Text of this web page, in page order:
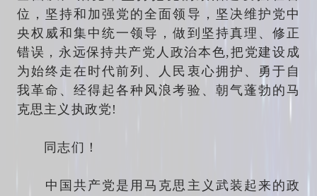
位，坚持和加强党的全面领导，坚决维护党中
央权威和集中统一领导，做到坚持真理、修正
错误，永远保持共产党人政治本色,把党建设成
为始终走在时代前列、人民衷心拥护、勇于自
我革命、经得起各种风浪考验、朝气蓬勃的马
克思主义执政党!
同志们！
中国共产党是用马克思主义武装起来的政